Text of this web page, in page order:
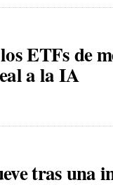
ETFs de
a la IA
tras una